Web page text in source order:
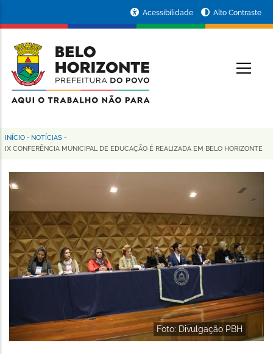
conteúdo
principal
da
Prefeitura
de
Horizonte
Acessibilidade Alto Contraste
Trilha
navegação
INÍCIO - NOTÍCIAS -
IX CONFERÊNCIA MUNICIPAL DE EDUCAÇÃO É REALIZADA EM BELO HORIZONTE
Foto: Divulgação PBH